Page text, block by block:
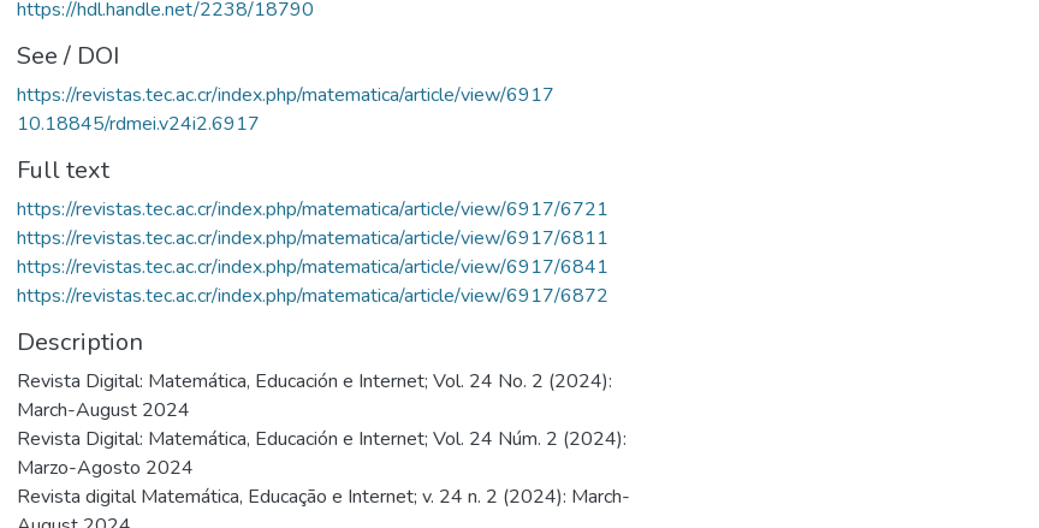
https://hdl.handle.net/2238/18790
See / DOI
https://revistas.tec.ac.cr/index.php/matematica/article/view/6917
10.18845/rdmei.v24i2.6917
Full text
https://revistas.tec.ac.cr/index.php/matematica/article/view/6917/6721
https://revistas.tec.ac.cr/index.php/matematica/article/view/6917/6811
https://revistas.tec.ac.cr/index.php/matematica/article/view/6917/6841
https://revistas.tec.ac.cr/index.php/matematica/article/view/6917/6872
Description
Revista Digital: Matemática, Educación e Internet; Vol. 24 No. 2 (2024):
March-August 2024
Revista Digital: Matemática, Educación e Internet; Vol. 24 Núm. 2 (2024):
Marzo-Agosto 2024
Revista digital Matemática, Educação e Internet; v. 24 n. 2 (2024): March-